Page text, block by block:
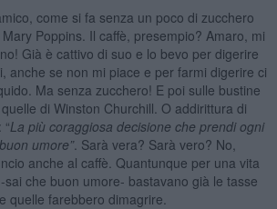
come si fa senza un poco di zucchero
Poppins. Il caffè, presempio? Amaro, mi
Già è cattivo di suo e lo bevo per digerire
anche se non mi piace e per farmi digerire ci
Ma senza zucchero! E poi sulle bustine
di Winston Churchill. O addirittura di
La più coraggiosa decisione che prendi ogni
umore”. Sarà vera? Sarà vero? No,
anche al caffè. Quantunque per una vita
che buon umore- bastavano già le tasse
quelle farebbero dimagrire.